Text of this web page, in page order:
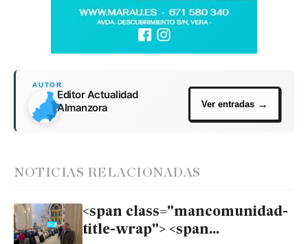
Editor Actualidad
Almanzora
NOTICIAS RELACIONADAS
<span class="mancomunidad-
title-wrap"> <span